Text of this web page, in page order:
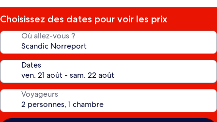
Choisissez des dates pour voir les prix
Où allez-vous ?
Dates
Voyageurs